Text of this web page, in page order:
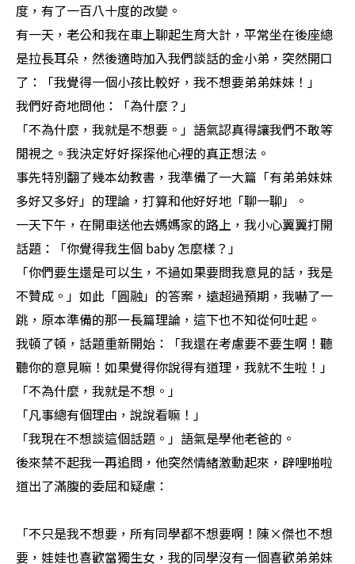
度，有了一百八十度的改變。
有一天，老公和我在車上聊起生育大計，平常坐在後座總
是拉長耳朵，然後適時加入我們談話的金小弟，突然開口
了：「我覺得一個小孩比較好，我不想要弟弟妹妹！」
我們好奇地問他：「為什麼？」
「不為什麼，我就是不想要。」語氣認真得讓我們不敢等
閒視之。我決定好好探探他心裡的真正想法。
事先特別翻了幾本幼教書，我準備了一大篇「有弟弟妹妹
多好又多好」的理論，打算和他好好地「聊一聊」。
一天下午，在開車送他去媽媽家的路上，我小心翼翼打開
話題：「你覺得我生個 baby 怎麼樣？」
「你們要生還是可以生，不過如果要問我意見的話，我是
不贊成。」如此「圓融」的答案，遠超過預期，我嚇了一
跳，原本準備的那一長篇理論，這下也不知從何吐起。
我頓了頓，話題重新開始：「我還在考慮要不要生啊！聽
聽你的意見嘛！如果覺得你說得有道理，我就不生啦！」
「不為什麼，我就是不想。」
「凡事總有個理由，說說看嘛！」
「我現在不想談這個話題。」語氣是學他老爸的。
後來禁不起我一再追問，他突然情緒激動起來，辟哩啪啦
道出了滿腹的委屈和疑慮：
「不只是我不想要，所有同學都不想要啊！陳×傑也不想
要，娃娃也喜歡當獨生女，我的同學沒有一個喜歡弟弟妹